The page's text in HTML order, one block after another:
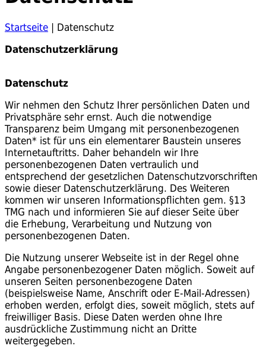
Startseite | Datenschutz
Datenschutzerklärung
Datenschutz
Wir nehmen den Schutz Ihrer persönlichen Daten und
Privatsphäre sehr ernst. Auch die notwendige
Transparenz beim Umgang mit personenbezogenen
Daten* ist für uns ein elementarer Baustein unseres
Internetauftritts. Daher behandeln wir Ihre
personenbezogenen Daten vertraulich und
entsprechend der gesetzlichen Datenschutzvorschriften
sowie dieser Datenschutzerklärung. Des Weiteren
kommen wir unseren Informationspflichten gem. §13
TMG nach und informieren Sie auf dieser Seite über
die Erhebung, Verarbeitung und Nutzung von
personenbezogenen Daten.
Die Nutzung unserer Webseite ist in der Regel ohne
Angabe personenbezogener Daten möglich. Soweit auf
unseren Seiten personenbezogene Daten
(beispielsweise Name, Anschrift oder E-Mail-Adressen)
erhoben werden, erfolgt dies, soweit möglich, stets auf
freiwilliger Basis. Diese Daten werden ohne Ihre
ausdrückliche Zustimmung nicht an Dritte
weitergegeben.